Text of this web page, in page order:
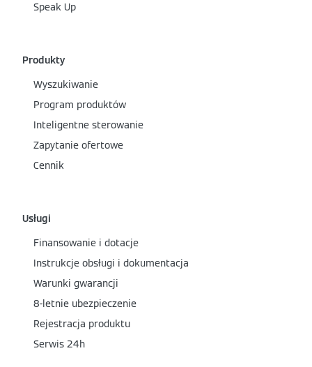
Speak Up
Produkty
Wyszukiwanie
Program produktów
Inteligentne sterowanie
Zapytanie ofertowe
Cennik
Usługi
Finansowanie i dotacje
Instrukcje obsługi i dokumentacja
Warunki gwarancji
8-letnie ubezpieczenie
Rejestracja produktu
Serwis 24h